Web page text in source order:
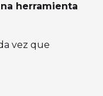
herramienta
vez que